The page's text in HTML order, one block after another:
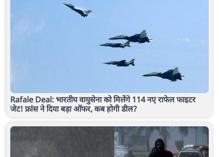
Rafale Deal: भारतीय वायुसेना को मिलेंगे 114 नए राफेल फाइटर
जेट! फ्रांस ने दिया बड़ा ऑफर, कब होगी डील?